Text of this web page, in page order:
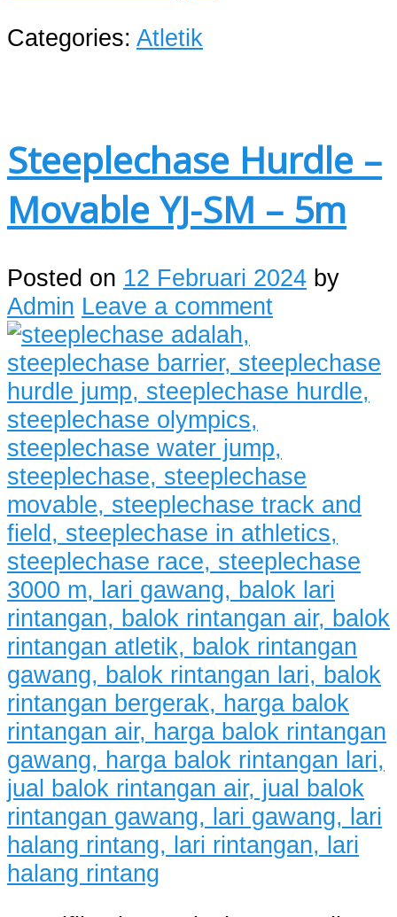
Categories: Atletik
Steeplechase Hurdle –
Movable YJ-SM – 5m
Posted on 12 Februari 2024 by
Admin Leave a comment